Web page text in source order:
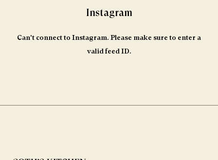
Instagram
Can't connect to Instagram. Please make sure to enter a
valid feed ID.